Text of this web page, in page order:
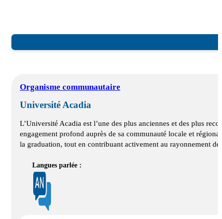
Organisme communautaire
Université Acadia
L’Université Acadia est l’une des plus anciennes et des plus
engagement profond auprès de sa communauté locale et
la graduation, tout en contribuant activement au rayonnement
Langues parlée :